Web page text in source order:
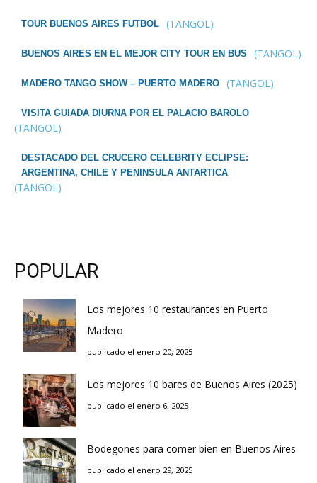
TOUR BUENOS AIRES FUTBOL (TANGOL)
BUENOS AIRES EN EL MEJOR CITY TOUR EN BUS (TANGOL)
MADERO TANGO SHOW – PUERTO MADERO (TANGOL)
VISITA GUIADA DIURNA POR EL PALACIO BAROLO
(TANGOL)
DESTACADO DEL CRUCERO CELEBRITY ECLIPSE:
ARGENTINA, CHILE Y PENINSULA ANTARTICA
(TANGOL)
POPULAR
Los mejores 10 restaurantes en Puerto
Madero
publicado el enero 20, 2025
Los mejores 10 bares de Buenos Aires (2025)
publicado el enero 6, 2025
Bodegones para comer bien en Buenos Aires
publicado el enero 29, 2025